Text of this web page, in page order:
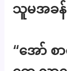
သူမအခန်
“အော် စ